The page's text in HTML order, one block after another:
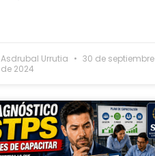
Asdrubal Urrutia
30 de septiembre
de 2024